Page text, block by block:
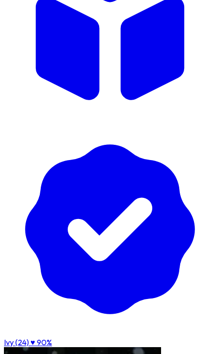
Ivy (24)♥ 90%